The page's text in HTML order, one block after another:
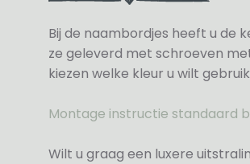
Bij de naambordjes heeft u de
ze geleverd met schroeven
kiezen welke kleur u wilt
Montage instructie standaard
Wilt u graag een luxere